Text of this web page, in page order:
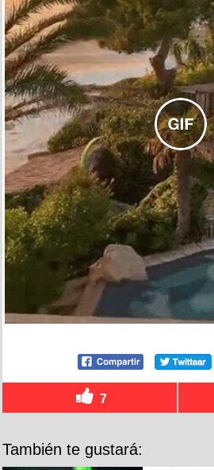
7
También te gustará: